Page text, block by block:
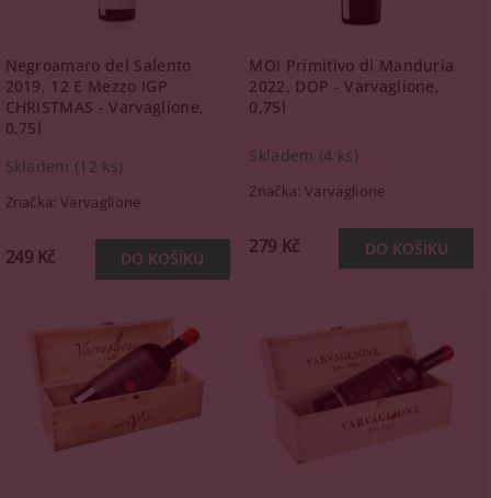
Negroamaro del Salento
2019, 12 E Mezzo IGP
CHRISTMAS - Varvaglione,
0,75l
Skladem (12 ks)
Značka:Varvaglione
249 Kč
MOI Primitivo di Manduria
2022, DOP - Varvaglione,
0,75l
Skladem (4 ks)
Značka: Varvaglione
279 Kč